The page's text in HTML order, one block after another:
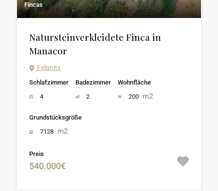
Fincas
Natursteinverkleidete Finca in
Manacor
Felanitx
Schlafzimmer
4
Badezimmer
2
Wohnfläche
200 m2
Grundstücksgröße
7128 m2
Preis
540.000€